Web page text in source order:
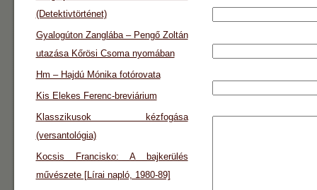
(Detektivtörténet)
Gyalogúton Zanglába – Pengő Zoltán
utazása Kőrösi Csoma nyomában
Hm – Hajdú Mónika fotórovata
Kis Elekes Ferenc-breviárium
Klasszikusok kézfogása
(versantológia)
Kocsis Francisko: A bajkerülés
művészete [Lírai napló, 1980-89]